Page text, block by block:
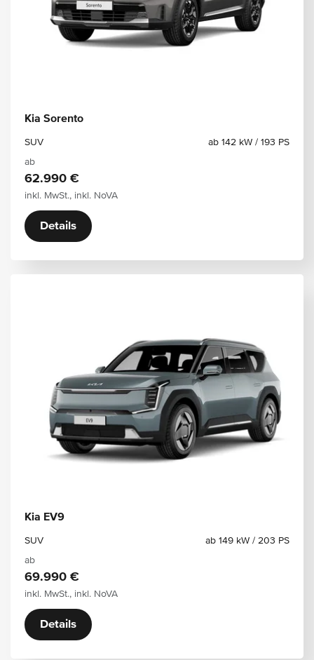
Kia Sorento
SUV
ab 142 kW / 193 PS
ab
62.990 €
inkl. MwSt., inkl. NoVA
Details
Kia EV9
SUV
ab 149 kW / 203 PS
ab
69.990 €
inkl. MwSt., inkl. NoVA
Details